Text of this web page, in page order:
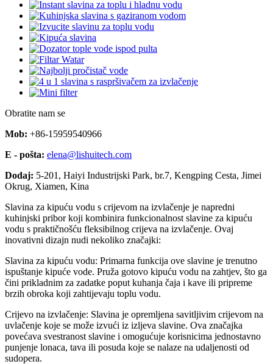
Obratite nam se
Mob: +86-15959540966
E - pošta: elena@lishuitech.com
Dodaj: 5-201, Haiyi Industrijski Park, br.7, Kengping Cesta, Jimei
Okrug, Xiamen, Kina
Slavina za kipuću vodu s crijevom na izvlačenje je napredni
kuhinjski pribor koji kombinira funkcionalnost slavine za kipuću
vodu s praktičnošću fleksibilnog crijeva na izvlačenje. Ovaj
inovativni dizajn nudi nekoliko značajki:
Slavina za kipuću vodu: Primarna funkcija ove slavine je trenutno
ispuštanje kipuće vode. Pruža gotovo kipuću vodu na zahtjev, što ga
čini prikladnim za zadatke poput kuhanja čaja i kave ili pripreme
brzih obroka koji zahtijevaju toplu vodu.
Crijevo na izvlačenje: Slavina je opremljena savitljivim crijevom na
uvlačenje koje se može izvući iz izljeva slavine. Ova značajka
povećava svestranost slavine i omogućuje korisnicima jednostavno
punjenje lonaca, tava ili posuda koje se nalaze na udaljenosti od
sudopera.